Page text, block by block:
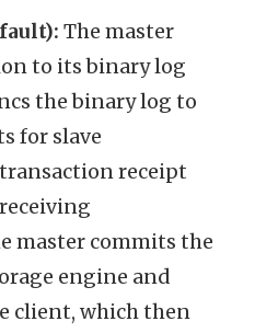
The master
to its binary log
the binary log to
for slave
receipt
master commits the
engine and
client, which then